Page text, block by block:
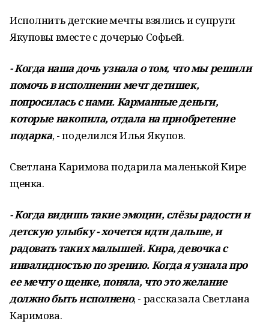
Исполнить детские мечты взялись и супруги
Якуповы вместе с дочерью Софьей.
- Когда наша дочь узнала о том, что мы решили
помочь в исполнении мечт детишек,
попросилась с нами. Карманные деньги,
которые накопила, отдала на приобретение
подарка, - поделился Илья Якупов.
Светлана Каримова подарила маленькой Кире
щенка.
- Когда видишь такие эмоции, слёзы радости и
детскую улыбку - хочется идти дальше, и
радовать таких малышей. Кира, девочка с
инвалидностью по зрению. Когда я узнала про
ее мечту о щенке, поняла, что это желание
должно быть исполнено, - рассказала Светлана
Каримова.